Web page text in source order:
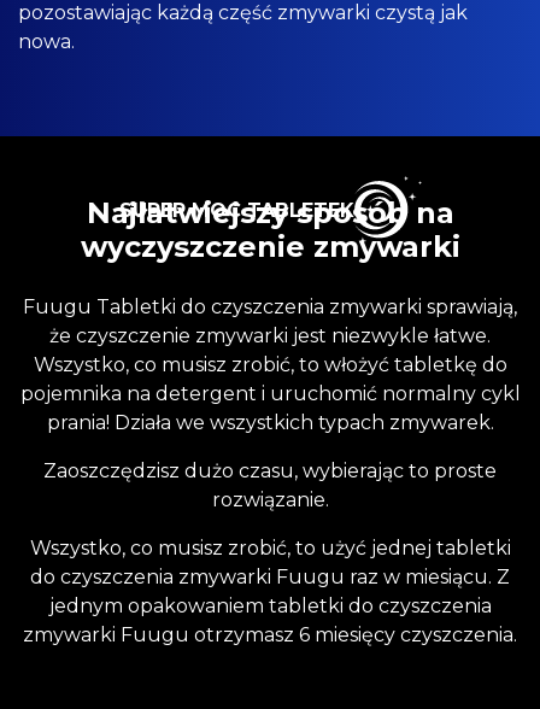
pozostawiając każdą część zmywarki czystą jak
nowa.
Najłatwiejszy sposób na
wyczyszczenie zmywarki
SUPER MOC TABLETEK
Fuugu Tabletki do czyszczenia zmywarki sprawiają,
że czyszczenie zmywarki jest niezwykle łatwe.
Wszystko, co musisz zrobić, to włożyć tabletkę do
pojemnika na detergent i uruchomić normalny cykl
prania! Działa we wszystkich typach zmywarek.
Zaoszczędzisz dużo czasu, wybierając to proste
rozwiązanie.
Wszystko, co musisz zrobić, to użyć jednej tabletki
do czyszczenia zmywarki Fuugu raz w miesiącu. Z
jednym opakowaniem tabletki do czyszczenia
zmywarki Fuugu otrzymasz 6 miesięcy czyszczenia.